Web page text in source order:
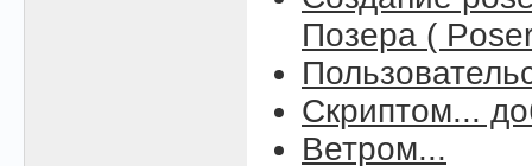
Позера (
Скриптом...
Ветром...